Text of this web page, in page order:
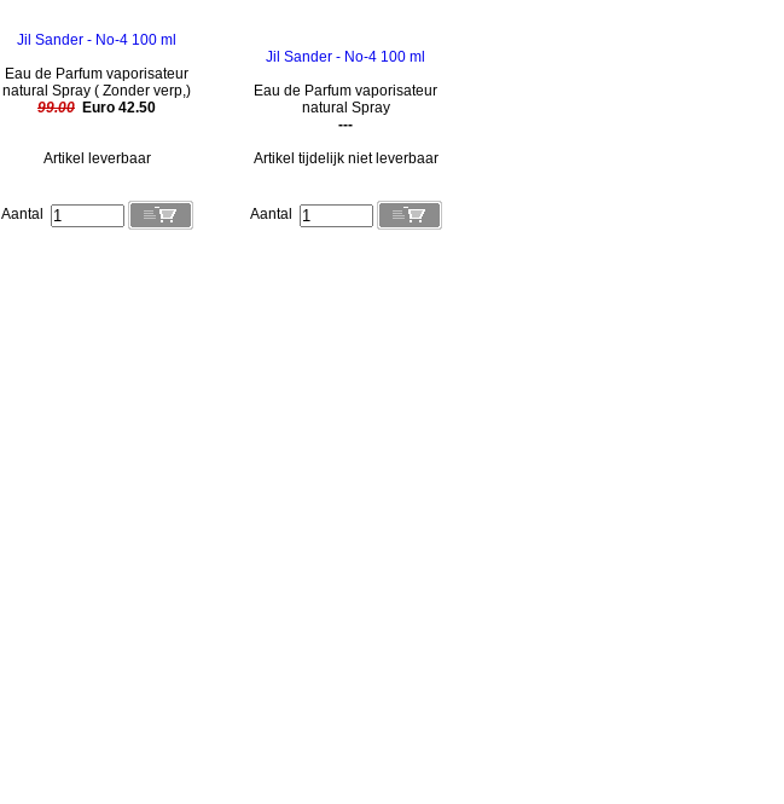
Jil Sander - No-4 100 ml
Eau de Parfum vaporisateur
natural Spray ( Zonder verp,)
99.00 Euro 42.50
Artikel leverbaar
Aantal
Jil Sander - No-4 100 ml
Eau de Parfum vaporisateur
natural Spray
---
Artikel tijdelijk niet leverbaar
Aantal